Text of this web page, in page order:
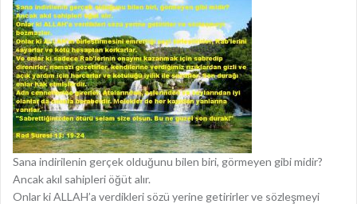
Sana indirilenin gerçek olduğunu bilen biri, görmeyen gibi midir?
Ancak akıl sahipleri öğüt alır.
Onlar ki ALLAH’a verdikleri sözü yerine getirirler ve sözleşmeyi